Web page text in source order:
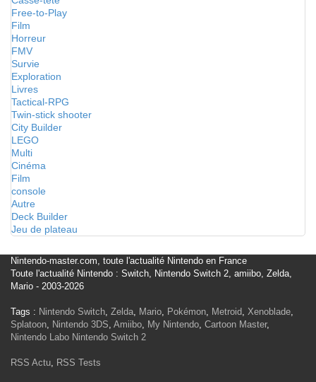
Free-to-Play
Film
Horreur
FMV
Survie
Exploration
Livres
Tactical-RPG
Twin-stick shooter
City Builder
LEGO
Multi
Cinéma
Film
console
Autre
Deck Builder
Jeu de plateau
Nintendo-master.com, toute l'actualité Nintendo en France
Toute l'actualité Nintendo : Switch, Nintendo Switch 2, amiibo, Zelda,
Mario - 2003-2026
Tags : Nintendo Switch, Zelda, Mario, Pokémon, Metroid, Xenoblade,
Splatoon, Nintendo 3DS, Amiibo, My Nintendo, Cartoon Master,
Nintendo Labo Nintendo Switch 2
RSS Actu, RSS Tests